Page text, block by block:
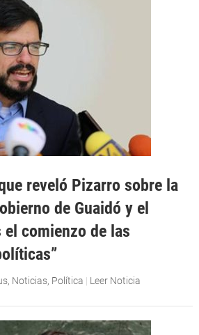
que reveló Pizarro sobre la
de Guaidó y el
el comienzo de las
, Noticias, Política | Leer Noticia